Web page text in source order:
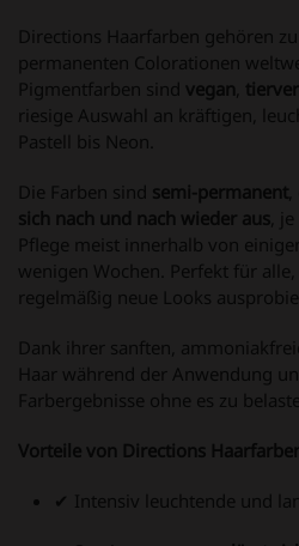
Directions Haarfarben gehören
permanenten Colorationen
Pigmentfarben sind vegan
riesige Auswahl an kräftigen,
Pastell bis Neon.
Die Farben sind semi-permanent
sich nach und nach wieder aus ,
Pflege meist innerhalb von
wenigen Wochen. Perfekt für
regelmäßig neue Looks
Dank ihrer sanften,
Haar während der Anwendung
Farbergebnisse ohne es zu
Vorteile von Directions
✔ Intensiv leuchtende und